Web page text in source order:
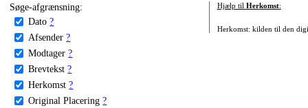
Søge-afgrænsning:
Dato ?
Afsender ?
Modtager ?
Brevtekst ?
Herkomst ?
Original Placering ?
Hjælp til Herkomst:
Herkomst: kilden til den